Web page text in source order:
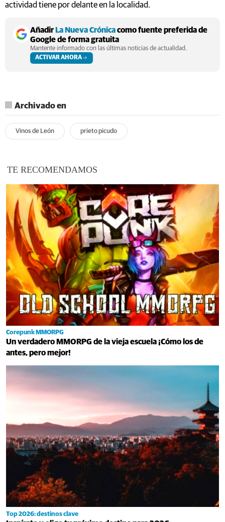
actividad tiene por delante en la localidad.
AñadirLa Nueva Crónicacomo fuente preferida de
Google de forma gratuita
Mantente informado con las últimas noticias de actualidad.
ACTIVAR AHORA
Archivado en
Vinos de León prieto picudo
TE RECOMENDAMOS
Corepunk MMORPG
Un verdadero MMORPG de la vieja escuela ¡Cómo los de
antes, pero mejor!
Top 2026: destinos clave